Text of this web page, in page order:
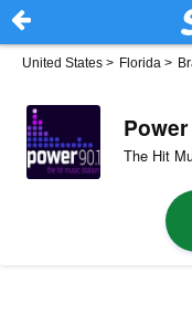
United States > Florida >
Power
The Hit